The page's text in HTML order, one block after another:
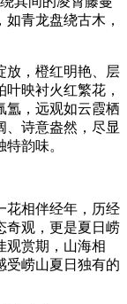
有崂山标志性奇景
千余年历史，侧柏
其间的凌霄藤蔓
青龙盘绕古木，